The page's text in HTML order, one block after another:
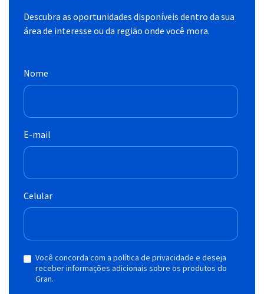
Descubra as oportunidades disponíveis dentro da sua
área de interesse ou da região onde você mora.
Nome
E-mail
Celular
Você concorda com a política de privacidade e deseja
receber informações adicionais sobre os produtos do
Gran.